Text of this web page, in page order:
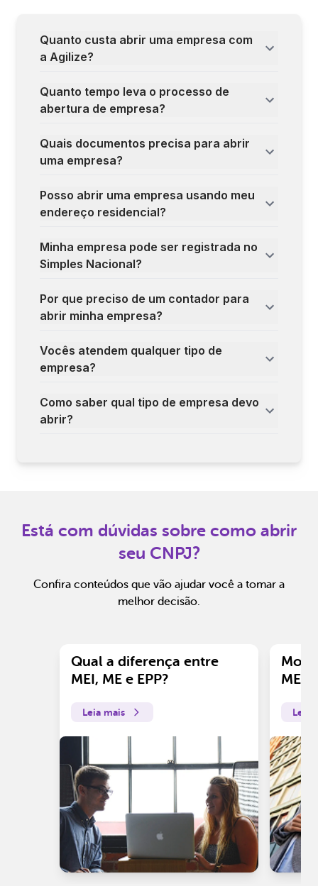
Quanto custa abrir uma empresa com
a Agilize?
Quanto tempo leva o processo de
abertura de empresa?
Quais documentos precisa para abrir
uma empresa?
Posso abrir uma empresa usando meu
endereço residencial?
Minha empresa pode ser registrada no
Simples Nacional?
Por que preciso de um contador para
abrir minha empresa?
Vocês atendem qualquer tipo de
empresa?
Como saber qual tipo de empresa devo
abrir?
Está com dúvidas sobre como abrir
seu CNPJ?
Confira conteúdos que vão ajudar você a tomar a
melhor decisão.
Qual a diferença entre
MEI, ME e EPP?
Leia mais
ME?
Leia